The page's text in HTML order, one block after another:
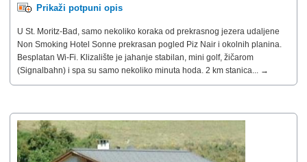
Prikaži potpuni opis
U St. Moritz-Bad, samo nekoliko koraka od prekrasnog jezera udaljene
Non Smoking Hotel Sonne prekrasan pogled Piz Nair i okolnih planina.
Besplatan Wi-Fi. Klizalište je jahanje stabilan, mini golf, žičarom
(Signalbahn) i spa su samo nekoliko minuta hoda. 2 km stanica... →